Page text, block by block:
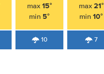
max 15°
min 5°
10
max 21°
min10°
7